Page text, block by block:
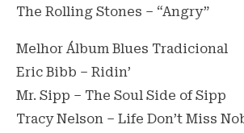
The Rolling Stones – “Angry”
Melhor Álbum Blues Tradicional
Eric Bibb – Ridin’
Mr. Sipp – The Soul Side of Sipp
Tracy Nelson – Life Don’t Miss